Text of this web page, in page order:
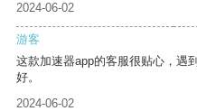
2024-06-02
游客
这款加速器app的客服很贴心，遇
好。
2024-06-02